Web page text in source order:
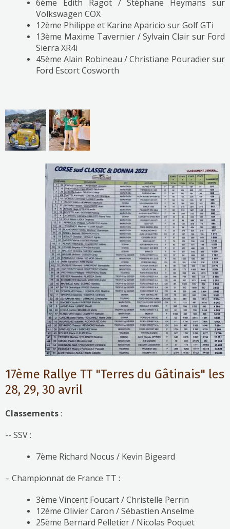
6ème Edith Ragot / Stéphane Heymans sur
Volkswagen COX
12ème Philippe et Karine Aparicio sur Golf GTi
13ème Maxime Tavernier / Sylvain Clair sur Ford
Sierra XR4i
45ème Alain Robineau / Christiane Pouradier sur
Ford Escort Cosworth
17ème Rallye TT "Terres du Gâtinais" les
28, 29, 30 avril
Classements:
-- SSV :
7ème Richard Nocus / Kevin Bigeard
– Championnat de France TT :
3ème Vincent Foucart / Christelle Perrin
12ème Olivier Caron / Sébastien Anselme
25ème Bernard Pelletier / Nicolas Poquet